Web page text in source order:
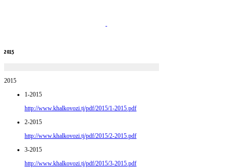
2015
2015
1-2015
http://www.khalkovozi.tj/pdf/2015/1-2015.pdf
2-2015
http://www.khalkovozi.tj/pdf/2015/2-2015.pdf
3-2015
http://www.khalkovozi.tj/pdf/2015/3-2015.pdf